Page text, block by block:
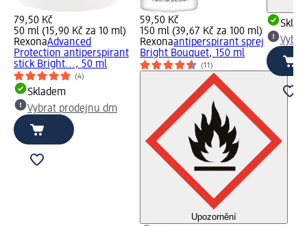
79,50 Kč
50 ml (15,90 Kč za 10 ml)
RexonaAdvanced
Protection antiperspirant
stick Bright..., 50 ml
(4)
Skladem
Vybrat prodejnu dm
59,50 Kč
150 ml (39,67 Kč za 100 ml)
Rexonaantiperspirant sprej
Bright Bouquet, 150 ml
(11)
Upozornění